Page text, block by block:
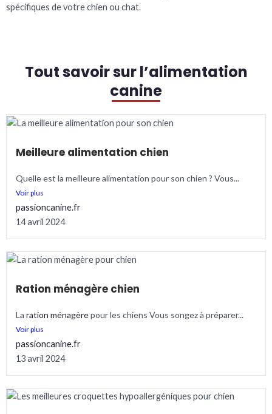
spécifiques de votre chien ou chat.
Tout savoir sur l’alimentation
canine
Meilleure alimentation chien
Quelle est la meilleure alimentation pour son chien ? Vous...
Voir plus
passioncanine.fr
14 avril 2024
Ration ménagère chien
La ration ménagèrepour les chiens Vous songez à préparer...
Voir plus
passioncanine.fr
13 avril 2024